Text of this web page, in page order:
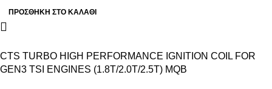
ΠΡΟΣΘΉΚΗ ΣΤΟ ΚΑΛΆΘΙ
CTS TURBO HIGH PERFORMANCE IGNITION COIL FOR
GEN3 TSI ENGINES (1.8T/2.0T/2.5T) MQB